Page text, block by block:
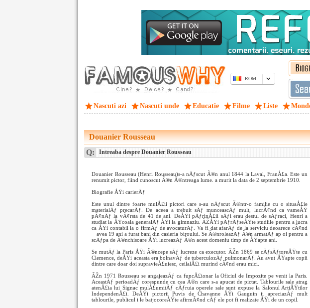
ROM
Nascuti azi Nascuti unde Educatie Filme Liste
Douanier Rousseau
Q: Intreaba despre Douanier Rousseau
Douanier Rousseau (Henri Rousseau)s-a nÄƒscut Ã®n anul 1844 la Laval, FranÅ£a. Este un
renumit pictor, fiind cunoscut Ã®n Ã®ntreaga lume. a murit la data de 2 septembrie 1910.
Biografie ÅŸi carierÄƒ
Este unul dintre foarte mulÅ£ii pictori care s-au nÄƒscut Ã®ntr-o familie cu o situaÅ£ie
materialÄƒ precarÄƒ. De aceea a trebuit sÄƒ munceascÄƒ mult, lucrÃ¢nd ca vameÅŸ
pÃ¢nÄƒ la vÃ¢rsta de 41 de ani. DeÅŸi pÄƒrinÅ£ii sÄƒi erau destul de sÄƒraci, Henri a
studiat la ÅŸcoala generalÄƒ ÅŸi la gimnaziu. ÃŽÅŸi pÄƒrÄƒseÅŸte studiile pentru a lucra
ca ÅŸi contabil la o firmÄƒ de avocaturÄƒ. Va fi dat afarÄƒ de la serviciu deoarece cÃ¢nd
avea 19 ani a furat bani din casieria biroului. Se Ã®nroleazÄƒ Ã®n armatÄƒ ap oi pentru a
scÄƒpa de Ã®nchisoare ÅŸi lucreazÄƒ Ã®n acest domeniu timp de ÅŸapte ani.
Se mutÄƒ la Paris ÅŸi Ã®ncepe sÄƒ lucreze ca executor. ÃŽn 1869 se cÄƒsÄƒtoreÅŸte cu
Clemence, deÅŸi aceasta era bolnavÄƒ de tuberculozÄƒ pulmonarÄƒ. Au avut ÅŸapte copii
dintre care doar doi supravieÅ£uiesc, ceilalÅ£i murind cÃ¢nd erau mici.
ÃŽn 1971 Rousseau se angajeazÄƒ ca funcÅ£ionar la Oficiul de Impozite pe venit la Paris.
AceastÄƒ perioadÄƒ corespunde cu cea Ã®n care s-a apucat de pictat. Tablourile sale atrag
atenÅ£ia lui Signac mulÅ£umitÄƒ cÄƒruia operele sale sunt expuse la Salonul ArtiÅŸtilor
IndependenÅ£i. DeÅŸi pictorii Puvis de Chavanne ÅŸi Gauguin ii apreciazÄƒ mult
tablourile, publicul i le batjocoreÅŸte afirmÃ¢nd cÄƒ ele pot fi realizate ÅŸi de un copil.